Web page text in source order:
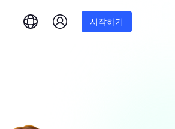
시작하기